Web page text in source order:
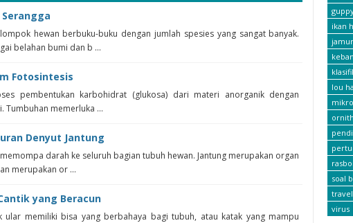
hewan berbuku-buku dengan jumlah spesies yang sangat banyak.
belahan bumi dan b ...
Fotosintesis
pembentukan karbohidrat (glukosa) dari materi anorganik dengan
Tumbuhan memerluka ...
Denyut Jantung
darah ke seluruh bagian tubuh hewan. Jantung merupakan organ
merupakan or ...
yang Beracun
ular memiliki bisa yang berbahaya bagi tubuh, atau katak yang mampu
ikan
jamur
lou
soal
virus